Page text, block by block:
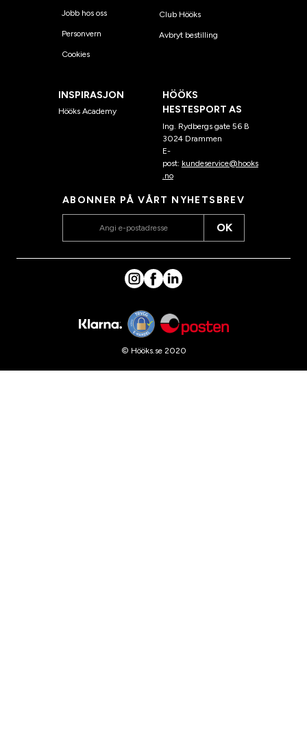
Jobb hos oss
Personvern
Cookies
Club Hööks
Avbryt bestilling
INSPIRASJON
Hööks Academy
HÖÖKS
HESTESPORT AS
Ing. Rydbergs gate 56 B
3024 Drammen
E-
post: kundeservice@hooks
.no
ABONNER PÅ VÅRT NYHETSBREV
OK
© Hööks.se 2020